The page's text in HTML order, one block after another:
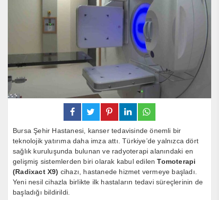
Bursa Şehir Hastanesi, kanser tedavisinde önemli bir
teknolojik yatırıma daha imza attı. Türkiye’de yalnızca dört
sağlık kuruluşunda bulunan ve radyoterapi alanındaki en
gelişmiş sistemlerden biri olarak kabul edilenTomoterapi
(Radixact X9) cihazı, hastanede hizmet vermeye başladı.
Yeni nesil cihazla birlikte ilk hastaların tedavi süreçlerinin de
başladığı bildirildi.